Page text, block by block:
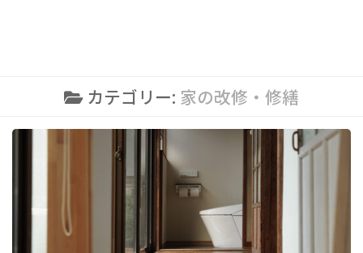
カテゴリー: 家の改修・修繕